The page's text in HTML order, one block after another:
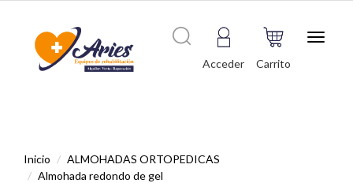
Acceder Carrito
Toggle
Inicio
ALMOHADAS ORTOPEDICAS
Almohada redondo de gel